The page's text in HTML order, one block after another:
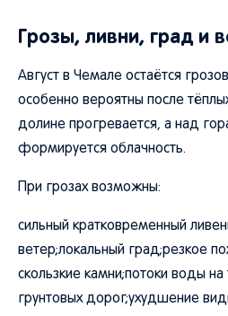
Грозы, ливни, град и
Август в Чемале остаётся
особенно вероятны после
долине прогревается, а над
формируется облачность.
При грозах возможны:
сильный кратковременный
ветер;локальный град;резкое
скользкие камни;потоки воды
грунтовых дорог;ухудшение